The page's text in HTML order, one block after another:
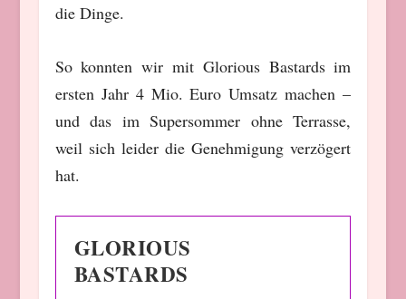
die Dinge.
So konnten wir mit Glorious Bastards im
ersten Jahr 4 Mio. Euro Umsatz machen –
und das im Supersommer ohne Terrasse,
weil sich leider die Genehmigung verzögert
hat.
GLORIOUS
BASTARDS